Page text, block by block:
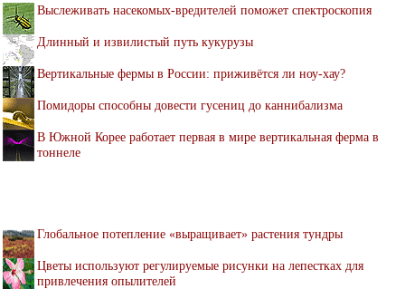
Выслеживать насекомых-вредителей поможет спектроскопия
Длинный и извилистый путь кукурузы
Вертикальные фермы в России: приживётся ли ноу-хау?
Помидоры способны довести гусениц до каннибализма
В Южной Корее работает первая в мире вертикальная ферма в
тоннеле
Глобальное потепление «выращивает» растения тундры
Цветы используют регулируемые рисунки на лепестках для
привлечения опылителей